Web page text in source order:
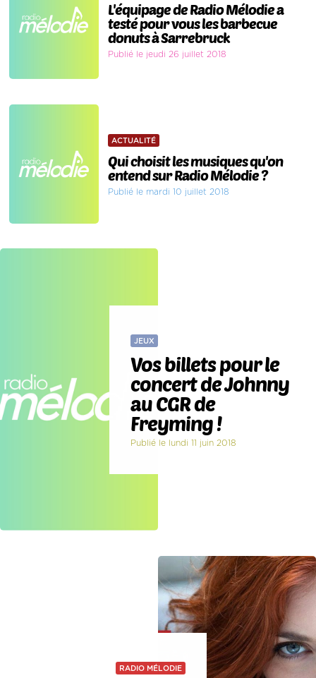
L'équipage de Radio Mélodie a
testé pour vous les barbecue
donuts à Sarrebruck
Publié le jeudi 26 juillet 2018
ACTUALITÉ
Qui choisit les musiques qu'on
entend sur Radio Mélodie ?
Publié le mardi 10 juillet 2018
JEUX
Vos billets pour le
concert de Johnny
au CGR de
Freyming !
Publié le lundi 11 juin 2018
RADIO MÉLODIE